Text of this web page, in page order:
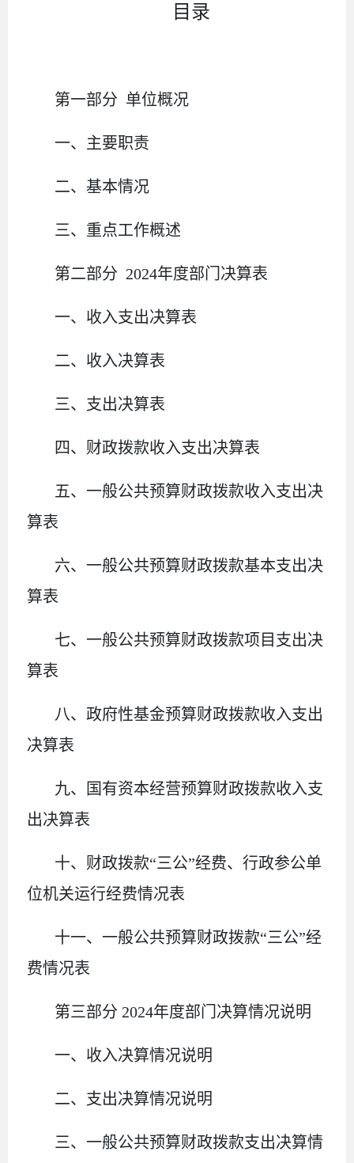
目录
第一部分 单位概况
一、主要职责
二、 基本情况
三、重点工作概述
第二部分 2024年度部门决算表
一、收入支出决算表
二、收入决算表
三、支出决算表
四、财政拨款收入支出决算表
五、一般公共预算财政拨款收入支出决
算表
六、一般公共预算财政拨款基本支出决
算表
七、一般公共预算财政拨款项目支出决
算表
八、政府性基金预算财政拨款收入支出
决算表
九、国有资本经营预算财政拨款收入支
出决算表
十、 财政拨款“三公”经费、行政参公单
位机关运行经费情况表
十一、一般公共预算财政拨款“三公”经
费情况表
第三部分 2024年度部门决算情况说明
一、收入决算情况说明
二、支出决算情况说明
三、一般公共预算财政拨款支出决算情